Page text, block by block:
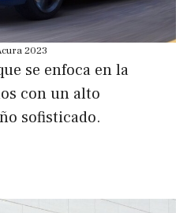
2023
se enfoca en la
con un alto
sofisticado.